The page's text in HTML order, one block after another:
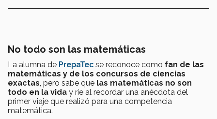
No todo son las matemáticas
La alumna de PrepaTec se reconoce como fan de las
matemáticas y de los concursos de ciencias
exactas , pero sabe que las matemáticas no son
todo en la vida y ríe al recordar una anécdota del
primer viaje que realizó para una competencia
matemática.